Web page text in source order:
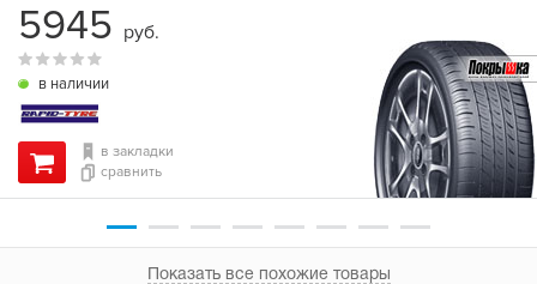
в наличии
в закладки
сравнить
5945 руб.
Показать все похожие товары